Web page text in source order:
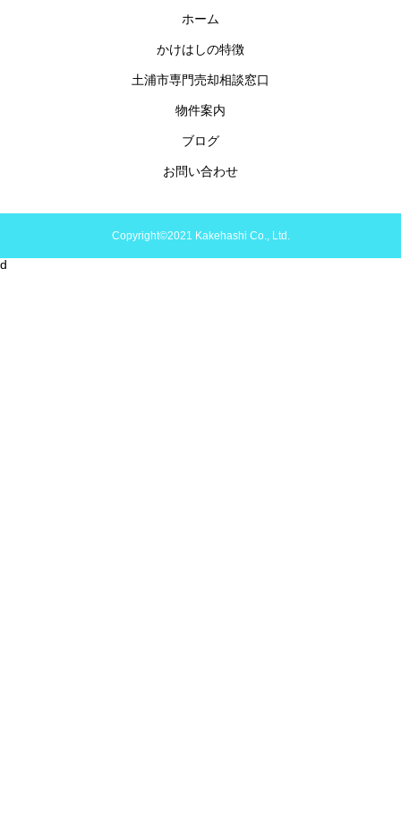
ホーム
かけはしの特徴
土浦市専門売却相談窓口
物件案内
ブログ
お問い合わせ
Copyright©2021 Kakehashi Co., Ltd.
d